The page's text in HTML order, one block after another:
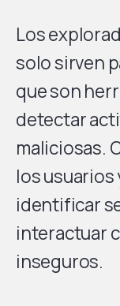
Los
solo sirven
que son
detectar
maliciosas.
los usuarios
identificar
interactuar
inseguros.